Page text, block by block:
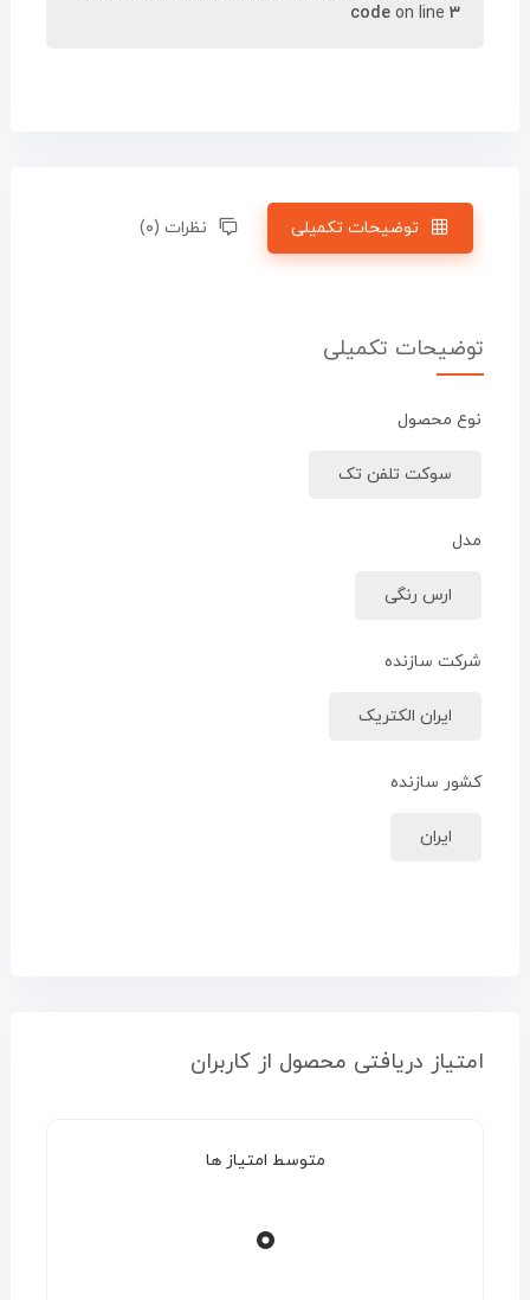
code on line۳
توضیحات تکمیلی نظرات (۰)
توضیحات تکمیلی
نوع محصول
سوکت تلفن تک
مدل
ارس رنگی
شرکت سازنده
ایران الکتریک
کشور سازنده
ایران
امتیاز دریافتی محصول از کاربران
متوسط امتیاز ها
۰